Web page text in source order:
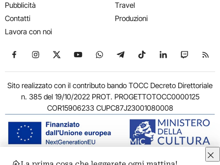
Pubblicità
Contatti
Lavora con noi
Travel
Produzioni
Seguici su Facebook
Seguici su Instagram
Seguici su X
Seguici su YouTube
Seguici su WhatsApp
Seguici su Telegram
Seguici su TikTok
Seguici su
Seguici
Sito realizzato con il contributo bando TOCC Decreto Direttoriale
n. 385 del 19/10/2022 PROT. PROGETTOTOCC0000125
COR15906233 CUPC87J23001080008